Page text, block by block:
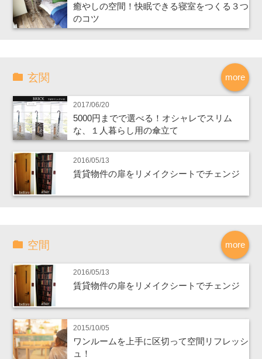
癒やしの空間！快眠できる寝室をつくる３つ
のコツ
more
玄関
2017/06/20
5000円までで選べる！オシャレでスリム
な、１人暮らし用の傘立て
2016/05/13
賃貸物件の扉をリメイクシートでチェンジ
more
空間
2016/05/13
賃貸物件の扉をリメイクシートでチェンジ
2015/10/05
ワンルームを上手に区切って空間リフレッシ
ュ！